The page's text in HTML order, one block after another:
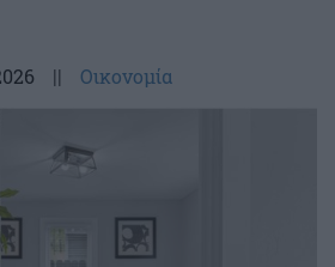
|| Οικονομία